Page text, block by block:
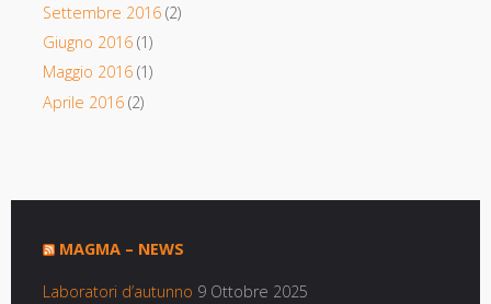
Settembre 2016(2)
Giugno 2016(1)
Maggio 2016(1)
Aprile 2016(2)
MAGMA – NEWS
Laboratori d’autunno 9 Ottobre 2025